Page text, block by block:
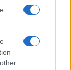
2026, 5:03 μμ